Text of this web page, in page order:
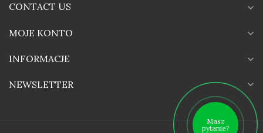
CONTACT US expand_more
MOJE KONTO expand_more
INFORMACJE expand_more
NEWSLETTER expand_more
Masz
pytanie?